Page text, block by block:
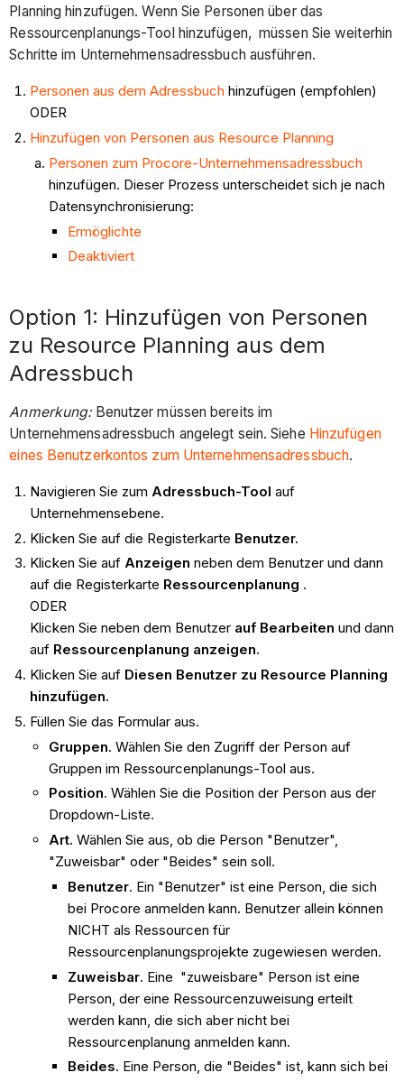
Planning hinzufügen. Wenn Sie Personen über das
Ressourcenplanungs-Tool hinzufügen, müssen Sie weiterhin
Schritte im Unternehmensadressbuch ausführen.
Personen aus dem Adressbuch hinzufügen (empfohlen)
ODER
Hinzufügen von Personen aus Resource Planning
Personen zum Procore-Unternehmensadressbuch
hinzufügen. Dieser Prozess unterscheidet sich je nach
Datensynchronisierung:
Ermöglichte
Deaktiviert
Option 1: Hinzufügen von Personen
zu Resource Planning aus dem
Adressbuch
Anmerkung: Benutzer müssen bereits im
Unternehmensadressbuch angelegt sein. Siehe Hinzufügen
eines Benutzerkontos zum Unternehmensadressbuch.
Navigieren Sie zum Adressbuch-Tool auf
Unternehmensebene.
Klicken Sie auf die Registerkarte Benutzer.
Klicken Sie auf Anzeigen neben dem Benutzer und dann
auf die Registerkarte Ressourcenplanung .
ODER
Klicken Sie neben dem Benutzer auf Bearbeiten und dann
auf Ressourcenplanung anzeigen.
Klicken Sie auf Diesen Benutzer zu Resource Planning
hinzufügen.
Füllen Sie das Formular aus.
Gruppen. Wählen Sie den Zugriff der Person auf
Gruppen im Ressourcenplanungs-Tool aus.
Position. Wählen Sie die Position der Person aus der
Dropdown-Liste.
Art. Wählen Sie aus, ob die Person "Benutzer",
"Zuweisbar" oder "Beides" sein soll.
Benutzer. Ein "Benutzer" ist eine Person, die sich
bei Procore anmelden kann. Benutzer allein können
NICHT als Ressourcen für
Ressourcenplanungsprojekte zugewiesen werden.
Zuweisbar. Eine "zuweisbare" Person ist eine
Person, der eine Ressourcenzuweisung erteilt
werden kann, die sich aber nicht bei
Ressourcenplanung anmelden kann.
Beides. Eine Person, die "Beides" ist, kann sich bei